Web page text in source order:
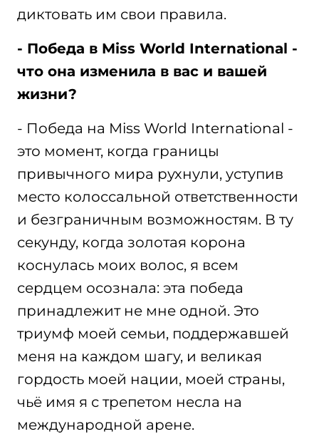
диктовать им свои правила.
- Победа в Miss World International -
что она изменила в вас и вашей
жизни?
- Победа на Miss World International -
это момент, когда границы
привычного мира рухнули, уступив
место колоссальной ответственности
и безграничным возможностям. В ту
секунду, когда золотая корона
коснулась моих волос, я всем
сердцем осознала: эта победа
принадлежит не мне одной. Это
триумф моей семьи, поддержавшей
меня на каждом шагу, и великая
гордость моей нации, моей страны,
чьё имя я с трепетом несла на
международной арене.